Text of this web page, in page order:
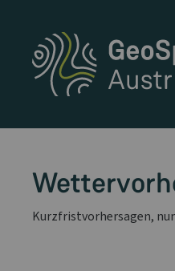
Kurzfristvorhersagen,